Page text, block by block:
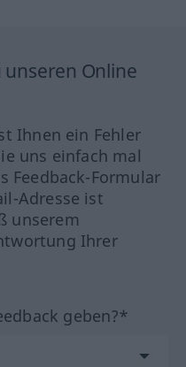
unseren Online
Ihnen ein Fehler
uns einfach mal
Feedback-Formular
Adresse ist
unserem
Ihrer
geben?*